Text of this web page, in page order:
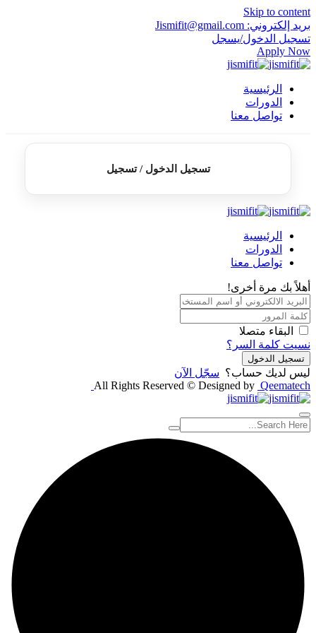
Skip to content
بريد إلكتروني: Jismifit@gmail.com
تسجيل الدخول/يسجل
Apply Now
الرئيسية
الدورات
تواصل معنا
تسجيل الدخول / تسجيل
الرئيسية
الدورات
تواصل معنا
أهلاً بك مرة أخرى!
البقاء متصلا
نسيت كلمة السر؟
تسجيل الدخول
ليس لديك حساب؟ سجّل الآن
All Rights Reserved © Designed by Qeematech